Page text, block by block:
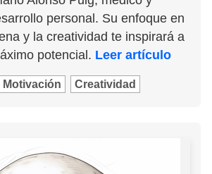
personal. Su enfoque en
y la creatividad te inspirará a
potencial. Leer artículo
Motivación Creatividad